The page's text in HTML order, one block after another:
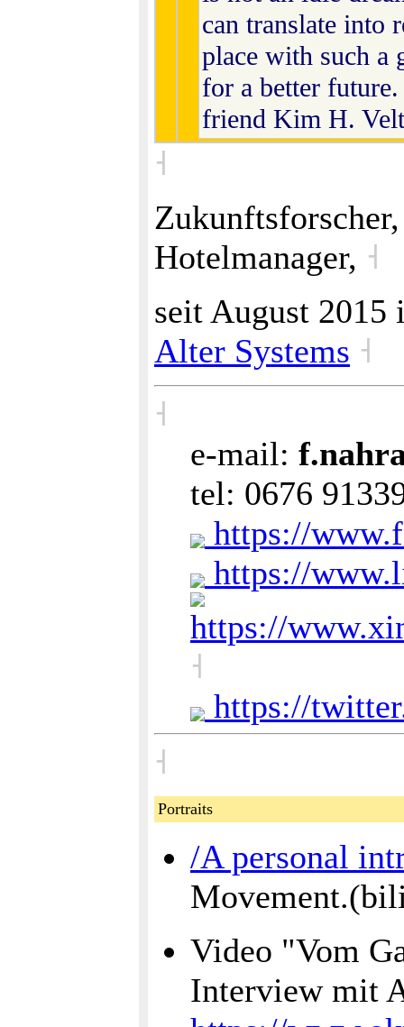
can translate into
place with such a
for a better
friend Kim H.
˧
Hotelmanager, ˧
seit August
Alter Systems ˧
˧
e-mail:
tel: 0676
https://
https://
https://
˧
https://
˧
Portraits
/A personal
Video "Vom
Interview mit